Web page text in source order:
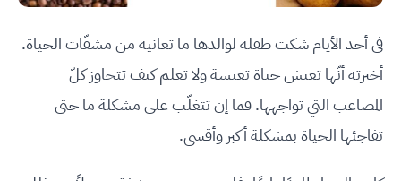
في أحد الأيام شكت طفلة لوالدها ما تعانيه من مشقّات الحياة.
أخبرته أنّها تعيش حياة تعيسة ولا تعلم كيف تتجاوز كلّ
المصاعب التي تواجهها. فما إن تتغلّب على مشكلة ما حتى
تفاجئها الحياة بمشكلة أكبر وأقسى.